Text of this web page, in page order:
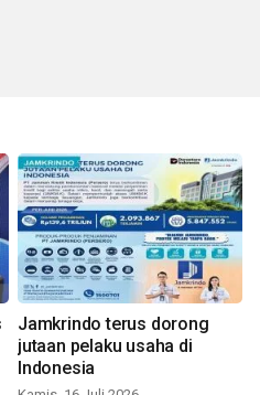
Jamkrindo terus dorong
jutaan pelaku usaha di
Indonesia